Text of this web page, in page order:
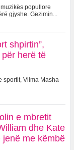
popullore
gjyshe. Gëzimin...
shpirtin”,
herë të
sportit, Vilma Masha
e mbretit
dhe Kate
me këmbë